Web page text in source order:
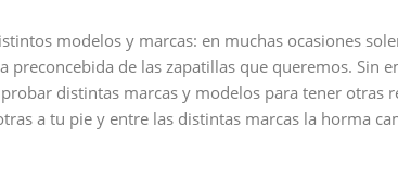
modelos y marcas: en muchas ocasiones
preconcebida de las zapatillas que queremos. Sin
distintas marcas y modelos para tener otras
a tu pie y entre las distintas marcas la horma